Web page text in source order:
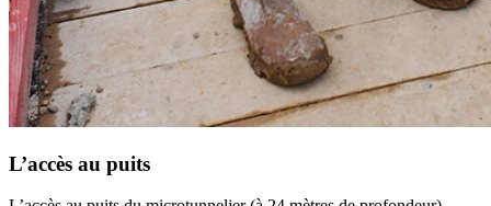
L’accès au puits